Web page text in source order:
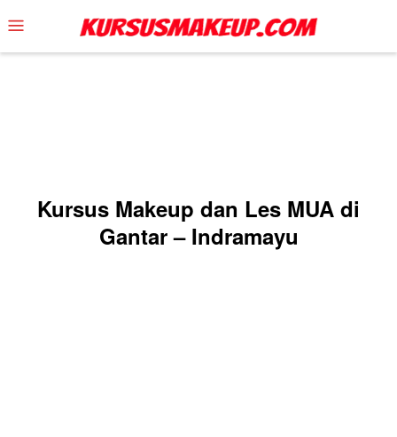
to
content
Mobile
Menu
Kursus Makeup dan Les MUA di
Gantar – Indramayu